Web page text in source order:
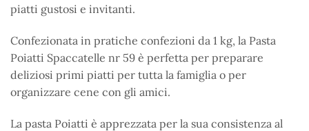
piatti gustosi e invitanti.
Confezionata in pratiche confezioni da 1 kg, la Pasta
Poiatti Spaccatelle nr 59 è perfetta per preparare
deliziosi primi piatti per tutta la famiglia o per
organizzare cene con gli amici.
La pasta Poiatti è apprezzata per la sua consistenza al